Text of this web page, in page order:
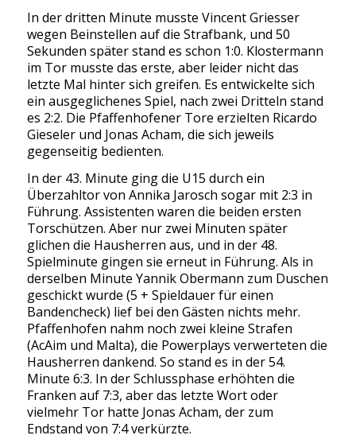
In der dritten Minute musste Vincent Griesser
wegen Beinstellen auf die Strafbank, und 50
Sekunden später stand es schon 1:0. Klostermann
im Tor musste das erste, aber leider nicht das
letzte Mal hinter sich greifen. Es entwickelte sich
ein ausgeglichenes Spiel, nach zwei Dritteln stand
es 2:2. Die Pfaffenhofener Tore erzielten Ricardo
Gieseler und Jonas Acham, die sich jeweils
gegenseitig bedienten.
In der 43. Minute ging die U15 durch ein
Überzahltor von Annika Jarosch sogar mit 2:3 in
Führung. Assistenten waren die beiden ersten
Torschützen. Aber nur zwei Minuten später
glichen die Hausherren aus, und in der 48.
Spielminute gingen sie erneut in Führung. Als in
derselben Minute Yannik Obermann zum Duschen
geschickt wurde (5 + Spieldauer für einen
Bandencheck) lief bei den Gästen nichts mehr.
Pfaffenhofen nahm noch zwei kleine Strafen
(AcAim und Malta), die Powerplays verwerteten die
Hausherren dankend. So stand es in der 54.
Minute 6:3. In der Schlussphase erhöhten die
Franken auf 7:3, aber das letzte Wort oder
vielmehr Tor hatte Jonas Acham, der zum
Endstand von 7:4 verkürzte.